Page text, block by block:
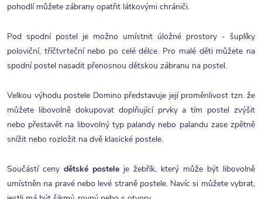
pohodlí můžete zábrany opatřit látkovými chrániči.
Pod spodní postel je možno umístnit úložné prostory - šuplíky
poloviční, tříčtvrteční nebo po celé délce. Pro malé děti můžete na
spodní postel nasadit přenosnou dětskou zábranu na postel.
Velkou výhodu postele Domino představuje její proměnlivost tzn. že
můžete libovolně dokupovat doplňující prvky a tím postel zvýšit
nebo přestavět na libovolný typ palandy nebo palandu zase zpětně
snížit nebo rozložit na dvě klasické postele.
Součástí ceny dětské postele je žebřík, který může být libovolně
umístněn na pravé nebo levé straně postele. Navíc si můžete vybrat,